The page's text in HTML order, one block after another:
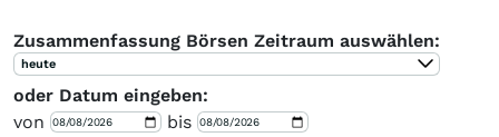
Zusammenfassung Börsen Zeitraum auswählen:
heute
oder Datum eingeben:
von
bis